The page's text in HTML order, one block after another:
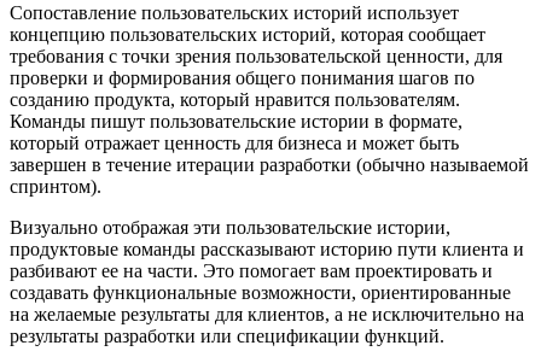
Сопоставление пользовательских историй использует
концепцию пользовательских историй, которая сообщает
требования с точки зрения пользовательской ценности, для
проверки и формирования общего понимания шагов по
созданию продукта, который нравится пользователям.
Команды пишут пользовательские истории в формате,
который отражает ценность для бизнеса и может быть
завершен в течение итерации разработки (обычно называемой
спринтом).
Визуально отображая эти пользовательские истории,
продуктовые команды рассказывают историю пути клиента и
разбивают ее на части. Это помогает вам проектировать и
создавать функциональные возможности, ориентированные
на желаемые результаты для клиентов, а не исключительно на
результаты разработки или спецификации функций.